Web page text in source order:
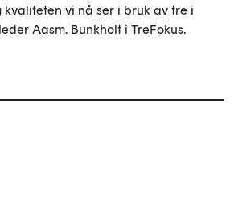
kvaliteten vi nå ser i bruk av tre i
Aasm. Bunkholt i TreFokus.